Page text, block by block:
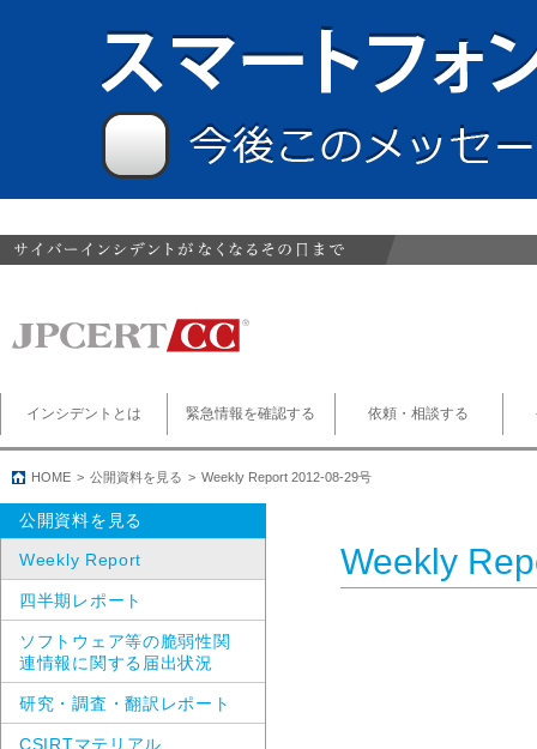
インシデントとは 緊急情報を確認する 依頼・相談する
HOME 公開資料を見る Weekly Report 2012-08-29号
Weekly
公開資料を見る
Weekly Report
四半期レポート
ソフトウェア等の脆弱性関
連情報に関する届出状況
研究・調査・翻訳レポート
CSIRTマテリアル